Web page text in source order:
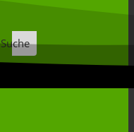
Suche